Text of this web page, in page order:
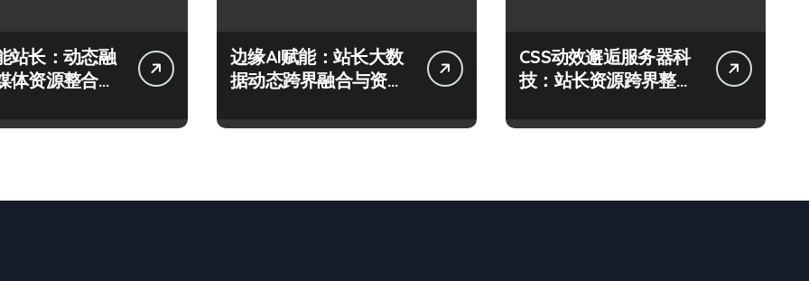
站长：动态融
体资源整合科
边缘AI赋能：站长大数
据动态跨界融合与资源
CSS动效邂逅服务器科
技：站长资源跨界整合